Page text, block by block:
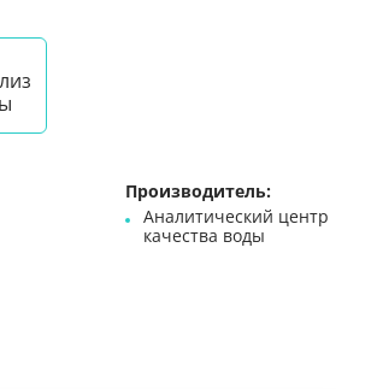
Производитель:
Аналитический центр
качества воды